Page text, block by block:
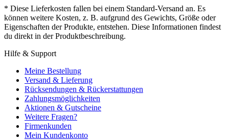
* Diese Lieferkosten fallen bei einem Standard-Versand an. Es
können weitere Kosten, z. B. aufgrund des Gewichts, Größe oder
Eigenschaften der Produkte, entstehen. Diese Informationen findest
du direkt in der Produktbeschreibung.
Hilfe & Support
Meine Bestellung
Versand & Lieferung
Rücksendungen & Rückerstattungen
Zahlungsmöglichkeiten
Aktionen & Gutscheine
Weitere Fragen?
Firmenkunden
Mein Kundenkonto